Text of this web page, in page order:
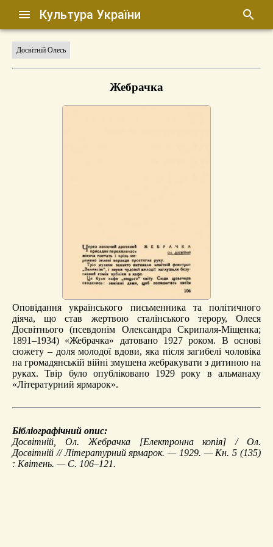
Культура України
Досвітній Олесь
Жебрачка
Оповідання українського письменника та політичного
діяча, що став жертвою сталінського терору, Олеся
Досвітнього (псевдонім Олександра Скрипаля-Міщенка;
1891–1934) «Жебрачка» датовано 1927 роком. В основі
сюжету – доля молодої вдови, яка після загибелі чоловіка
на громадянській війні змушена жебракувати з дитиною на
руках. Твір було опубліковано 1929 року в альманаху
«Літературний ярмарок».
Бібліографічний опис:
Досвітній, Ол. Жебрачка[Електронна копія] / Ол.
Досвітній // Літературний ярмарок. — 1929. — Кн. 5 (135)
: Квітень. — С. 106–121.